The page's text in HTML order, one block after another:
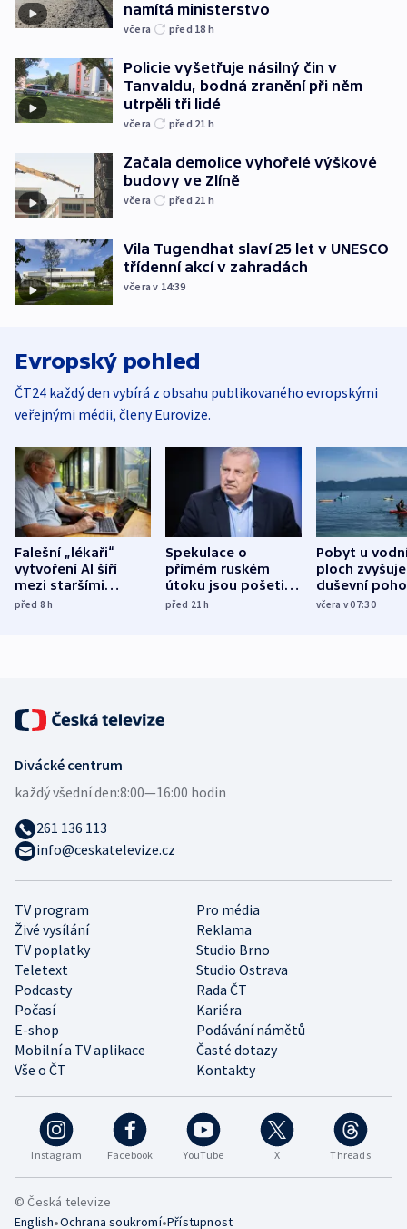
namítá ministerstvo
včera před 18 h
Policie vyšetřuje násilný čin v
Tanvaldu, bodná zranění při něm
utrpěli tři lidé
včera před 21 h
Začala demolice vyhořelé výškové
budovy ve Zlíně
včera před 21 h
Vila Tugendhat slaví 25 let v UNESCO
třídenní akcí v zahradách
včera v 14:39
Evropský pohled
ČT24 každý den vybírá z obsahu publikovaného evropskými
veřejnými médii, členy Eurovize.
Falešní „lékaři“
vytvoření AI šíří
mezi staršími
Poláky nebezpečné
před 8h
Spekulace o
přímém ruském
útoku jsou pošetilé,
míní estonský
před 21h
Pobyt u
ploch zvyšuje
duševní
ukázala
včera v 07:30
Instagram Facebook YouTube X Threads
TV program
Pro média
Živé vysílání
Reklama
TV poplatky
Studio Brno
Teletext
Studio Ostrava
Podcasty
Rada ČT
Počasí
Kariéra
E-shop
Podávání námětů
Mobilní a TV aplikace
Časté dotazy
Vše o ČT
Kontakty
Divácké centrum
každý všední den:8:00—16:00 hodin
261 136 113
info@ceskatelevize.cz
© Česká televize
English•Ochrana soukromí•Přístupnost